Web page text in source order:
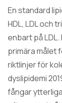
En standard
HDL, LDL och
enbart på
primära målet
riktlinjer för
dyslipidemi
fångar